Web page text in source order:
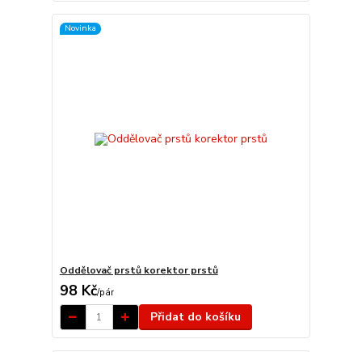
Novinka
Oddělovač prstů korektor prstů
98 Kč/pár
Přidat do košíku